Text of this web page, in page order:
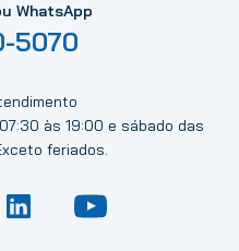
WhatsApp
5070
às 19:00 e sábado das
feriados.